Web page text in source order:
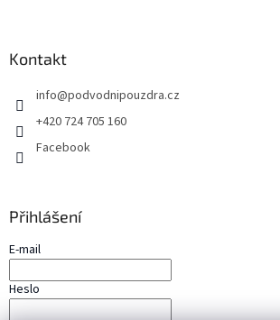
Kontakt
info@podvodnipouzdra.cz
+420 724 705 160
Facebook
Přihlášení
E-mail
Heslo